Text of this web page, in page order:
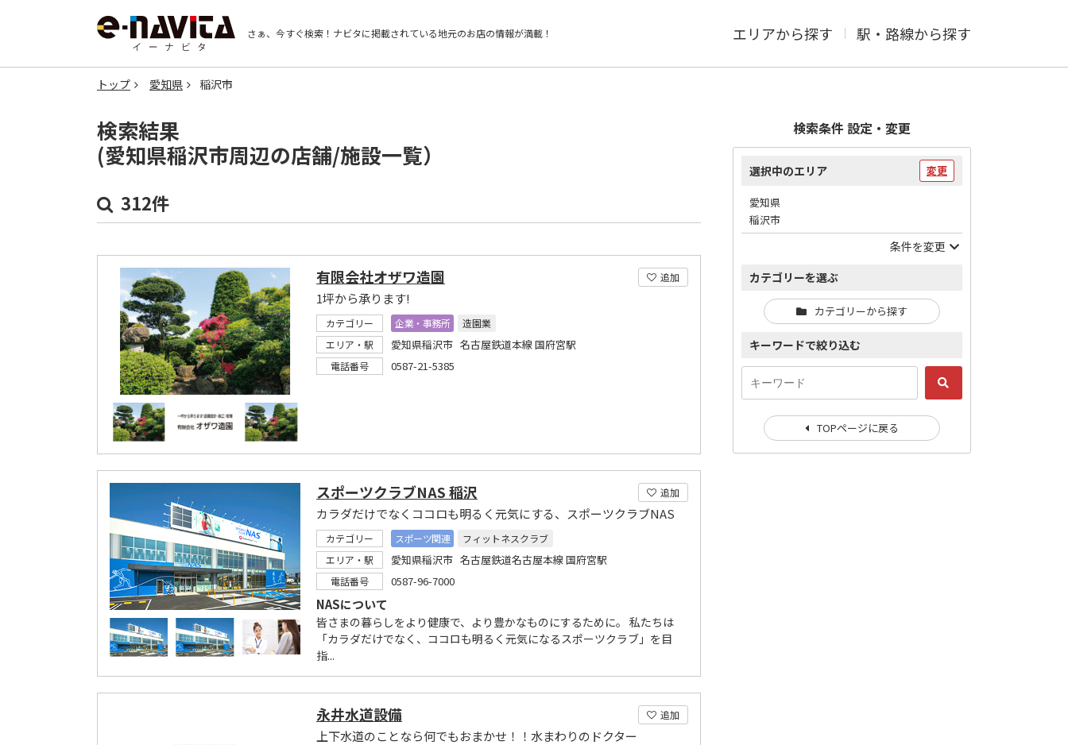
さぁ、今すぐ検索！ ナビタに掲載されている地元のお店の情報が満載！ エリアから探す 駅・路線から探す
トップ 愛知県 稲沢市
検索結果
(愛知県稲沢市周辺の店舗/施設一覧）
312件
追加
有限会社オザワ造園
1坪から承ります!
カテゴリー 企業・事務所
造園業
エリア・駅
愛知県稲沢市 名古屋鉄道本線 国府宮駅
電話番号 0587-21-5385
追加
スポーツクラブNAS 稲沢
カラダだけでなくココロも明るく元気にする、スポーツクラブNAS
カテゴリー スポーツ関連
フィットネスクラブ
エリア・駅
愛知県稲沢市 名古屋鉄道名古屋本線 国府宮駅
電話番号 0587-96-7000
NASについて
皆さまの暮らしをより健康で、より豊かなものにするために。 私たちは
「カラダだけでなく、ココロも明るく元気になるスポーツクラブ」を目
指...
追加
永井水道設備
上下水道のことなら何でもおまかせ！！水まわりのドクター
検索条件 設定・変更
選択中のエリア 変更
愛知県
稲沢市
条件を変更
カテゴリーを選ぶ
カテゴリーから探す
キーワードで絞り込む
TOPページに戻る